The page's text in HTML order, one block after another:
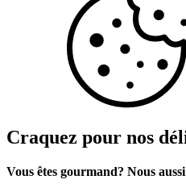
Craquez pour nos
Vous êtes gourmand? Nous